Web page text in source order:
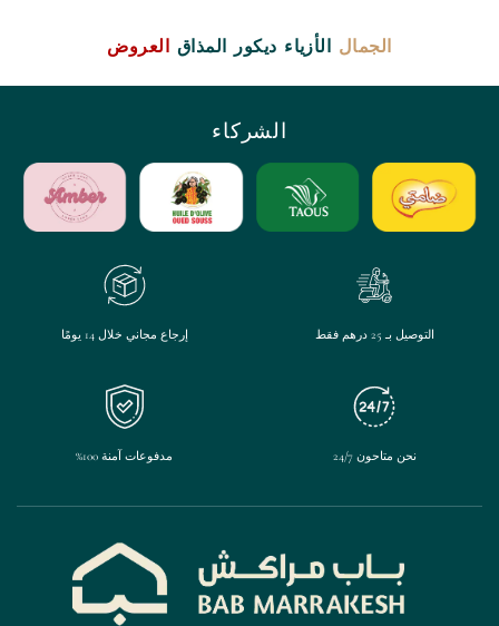
الجمال الأزياء ديكور المذاق العروض
الشركاء
التوصيل بـ 25 درهم فقط إرجاع مجاني خلال 14 يومًا
نحن متاحون 24/7 مدفوعات آمنة 100%